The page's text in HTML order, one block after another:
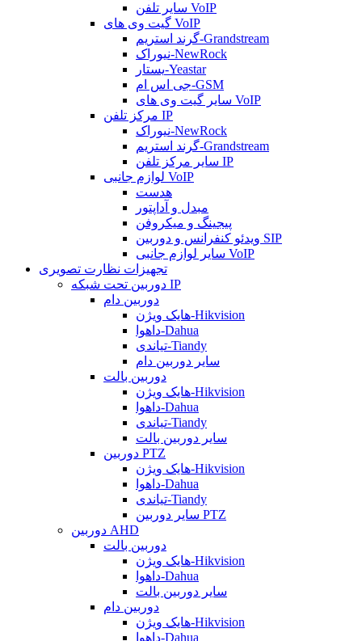
سایر تلفن VoIP
گیت وی های VoIP
گرند استریم-Grandstream
نیوراک-NewRock
یستار-Yeastar
جی اس ام-GSM
سایر گیت وی های VoIP
مرکز تلفن IP
نیوراک-NewRock
گرند استریم-Grandstream
سایر مرکز تلفن IP
لوازم جانبی VoIP
هدست
مبدل و آداپتور
پیجینگ و میکروفن
ویدئو کنفرانس و دوربین SIP
سایر لوازم جانبی VoIP
تجهیزات نظارت تصویری
دوربین تحت شبکه IP
دوربین دام
هایک ویژن-Hikvision
داهوا-Dahua
تیاندی-Tiandy
سایر دوربین دام
دوربین بالت
هایک ویژن-Hikvision
داهوا-Dahua
تیاندی-Tiandy
سایر دوربین بالت
دوربین PTZ
هایک ویژن-Hikvision
داهوا-Dahua
تیاندی-Tiandy
سایر دوربین PTZ
دوربین AHD
دوربین بالت
هایک ویژن-Hikvision
داهوا-Dahua
سایر دوربین بالت
دوربین دام
هایک ویژن-Hikvision
داهوا-Dahua